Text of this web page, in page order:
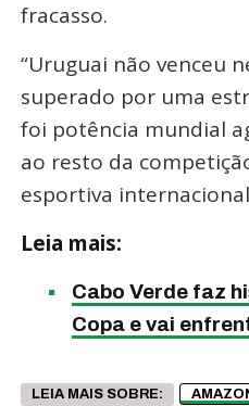
fracasso.
“Uruguai não venceu
superado por uma
foi potência mundial
ao resto da
esportiva internacional
Leia mais:
Cabo Verde faz
Copa e vai
LEIA MAIS SOBRE: